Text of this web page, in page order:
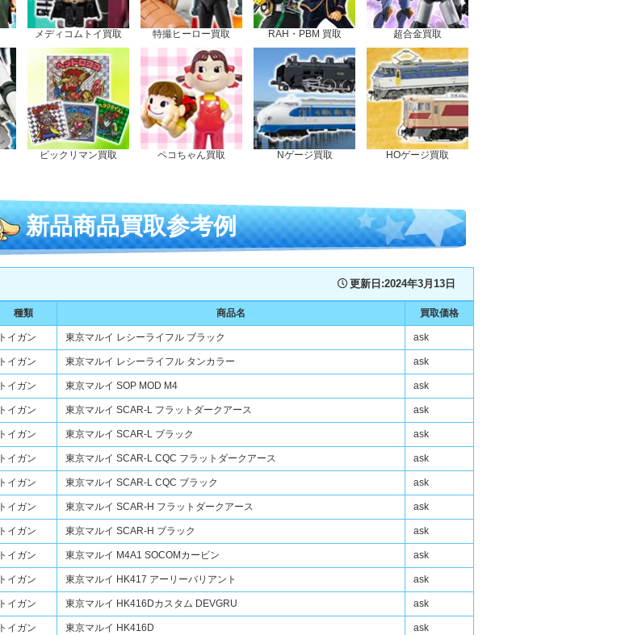
メディコムトイ買取 特撮ヒーロー買取 RAH・PBM 買取 超合金買取
ビックリマン買取 ペコちゃん買取 Nゲージ買取 HOゲージ買取
新品商品買取参考例
更新日:2024年3月13日
種類 商品名 買取価格
トイガン 東京マルイ レシーライフル ブラック ask
トイガン 東京マルイ レシーライフル タンカラー ask
トイガン 東京マルイ SOP MOD M4 ask
トイガン 東京マルイ SCAR-L フラットダークアース ask
トイガン 東京マルイ SCAR-L ブラック ask
トイガン 東京マルイ SCAR-L CQC フラットダークアース ask
トイガン 東京マルイ SCAR-L CQC ブラック ask
トイガン 東京マルイ SCAR-H フラットダークアース ask
トイガン 東京マルイ SCAR-H ブラック ask
トイガン 東京マルイ M4A1 SOCOMカービン ask
トイガン 東京マルイ HK417 アーリーバリアント ask
トイガン 東京マルイ HK416Dカスタム DEVGRU ask
トイガン 東京マルイ HK416D ask